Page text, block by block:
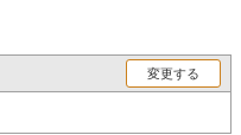
変更する